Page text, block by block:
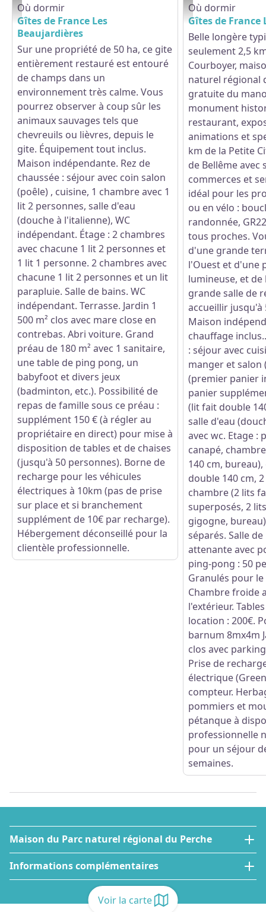
Voir la carte
Gîtes de France Les Beaujardières - © Gites de France Orne
Où dormir
Gîtes de France Les
Beaujardières
Sur une propriété de 50 ha, ce gite
entièrement restauré est entouré
de champs dans un
environnement très calme. Vous
pourrez observer à coup sûr les
animaux sauvages tels que
chevreuils ou lièvres, depuis le
gite. Équipement tout inclus.
Maison indépendante. Rez de
chaussée : séjour avec coin salon
(poêle) , cuisine, 1 chambre avec 1
lit 2 personnes, salle d'eau
(douche à l'italienne), WC
indépendant. Étage : 2 chambres
avec chacune 1 lit 2 personnes et
1 lit 1 personne. 2 chambres avec
chacune 1 lit 2 personnes et un lit
parapluie. Salle de bains. WC
indépendant. Terrasse. Jardin 1
500 m² clos avec mare close en
contrebas. Abri voiture. Grand
préau de 180 m² avec 1 sanitaire,
une table de ping pong, un
babyfoot et divers jeux
(badminton, etc.). Possibilité de
repas de famille sous ce préau :
supplément 150 € (à régler au
propriétaire en direct) pour mise à
disposition de tables et de chaises
(jusqu'à 50 personnes). Borne de
recharge pour les véhicules
électriques à 10km (pas de prise
sur place et si branchement
supplément de 10€ par recharge).
Hébergement déconseillé pour la
clientèle professionnelle.
Gîtes de France
Où dormir
Gîtes de France
Belle longère
seulement 2,5
Courboyer,
naturel régional
gratuite du
monument
restaurant,
animations et
km de la Petite
de Bellême avec
commerces et
idéal pour les
ou en vélo :
randonnée,
tous proches.
d'une grande
l'Ouest et d'une
lumineuse, et de
grande salle de
accueillir jusqu'à
Maison
chauffage
: séjour avec
manger et salon
(premier panier
panier
(lit fait double
salle d'eau
avec wc. Etage :
canapé,
140 cm,
double 140 cm,
chambre (2 lits
superposés, 2
gigogne,
séparés. Salle
attenante avec
ping-pong : 50
Granulés pour
Chambre froide
l'extérieur.
location : 200€.
barnum 8mx4m
clos avec
Prise de
électrique
compteur.
pommiers et
pétanque à
professionnelle
pour un séjour
semaines.
Maison du Parc naturel régional du Perche
Informations complémentaires